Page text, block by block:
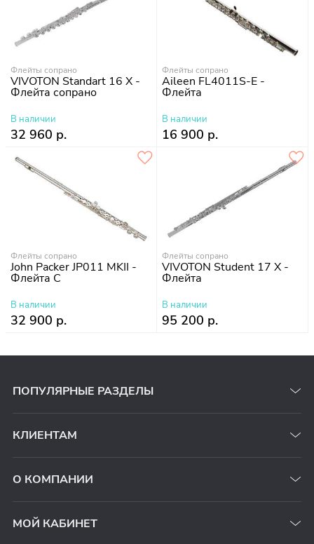
Флейты сопрано
VIVOTON Standart 16 X -
Флейта сопрано
В наличии
32 960 р.
Флейты сопрано
Aileen FL4011S-E -
Флейта
В наличии
16 900 р.
Флейты сопрано
John Packer JP011 MKII -
Флейта С
В наличии
32 900 р.
Флейты сопрано
VIVOTON Student 17 Х -
Флейта
В наличии
95 200 р.
ПОПУЛЯРНЫЕ РАЗДЕЛЫ
КЛИЕНТАМ
О КОМПАНИИ
МОЙ КАБИНЕТ